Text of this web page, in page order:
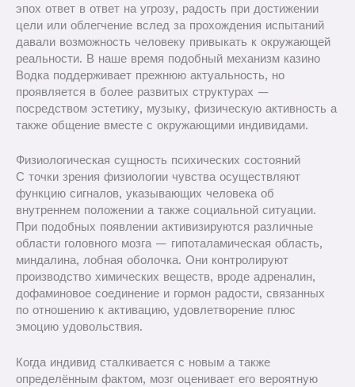
эпох ответ в ответ на угрозу, радость при достижении
цели или облегчение вслед за прохождения испытаний
давали возможность человеку привыкать к окружающей
реальности. В наше время подобный механизм казино
Водка поддерживает прежнюю актуальность, но
проявляется в более развитых структурах —
посредством эстетику, музыку, физическую активность а
также общение вместе с окружающими индивидами.
Физиологическая сущность психических состояний
С точки зрения физиологии чувства осуществляют
функцию сигналов, указывающих человека об
внутреннем положении а также социальной ситуации.
При подобных появлении активизируются различные
области головного мозга — гипоталамическая область,
миндалина, лобная оболочка. Они контролируют
производство химических веществ, вроде адреналин,
дофаминовое соединение и гормон радости, связанных
по отношению к активацию, удовлетворение плюс
эмоцию удовольствия.
Когда индивид сталкивается с новым а также
определённым фактом, мозг оценивает его вероятную